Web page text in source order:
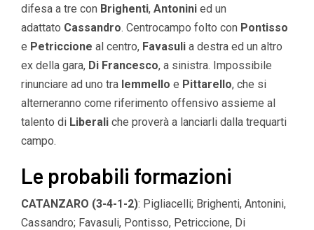
difesa a tre con Brighenti, Antonini ed un
adattato Cassandro. Centrocampo folto con Pontisso
e Petriccione al centro, Favasuli a destra ed un altro
ex della gara, Di Francesco, a sinistra. Impossibile
rinunciare ad uno tra Iemmello e Pittarello, che si
alterneranno come riferimento offensivo assieme al
talento di Liberali che proverà a lanciarli dalla trequarti
campo.
Le probabili formazioni
CATANZARO (3-4-1-2): Pigliacelli; Brighenti, Antonini,
Cassandro; Favasuli, Pontisso, Petriccione, Di